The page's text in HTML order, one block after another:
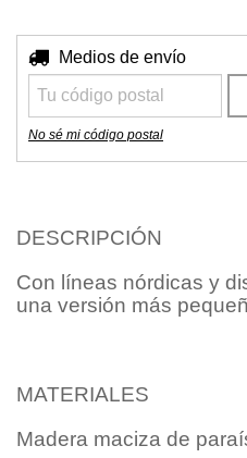
Entregas para el CP:
Medios de envío
No sé mi código postal
DESCRIPCIÓN
Con líneas nórdicas y
una versión más
MATERIALES
Madera maciza de